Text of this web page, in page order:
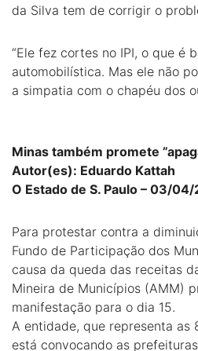
da Silva tem de corrigir o
“Ele fez cortes no IPI, o que é
automobilística. Mas ele não
a simpatia com o chapéu dos
Minas também promete
Autor(es): Eduardo Kattah
O Estado de S. Paulo – 03/
Para protestar contra a
Fundo de Participação dos
causa da queda das receitas
Mineira de Municípios (AMM)
manifestação para o dia 15.
A entidade, que representa as
está convocando as